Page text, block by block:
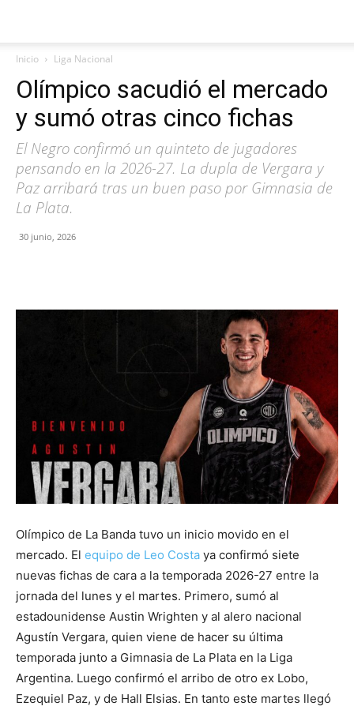
Inicio Liga Nacional
Olímpico sacudió el mercado
y sumó otras cinco fichas
El Negro confirmó un quinteto de jugadores
pensando en la 2026-27. La dupla de Vergara y
Paz arribará tras un buen paso por Gimnasia de
La Plata.
30 junio, 2026
Olímpico de La Banda tuvo un inicio movido en el
mercado. El equipo de Leo Costa ya confirmó siete
nuevas fichas de cara a la temporada 2026-27 entre la
jornada del lunes y el martes. Primero, sumó al
estadounidense Austin Wrighten y al alero nacional
Agustín Vergara, quien viene de hacer su última
temporada junto a Gimnasia de La Plata en la Liga
Argentina. Luego confirmó el arribo de otro ex Lobo,
Ezequiel Paz, y de Hall Elsias. En tanto este martes llegó